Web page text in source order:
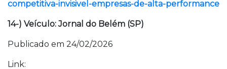
competitiva-invisivel-empresas-de-alta-performance
14-) Veículo: Jornal do Belém (SP)
Publicado em 24/02/2026
Link: